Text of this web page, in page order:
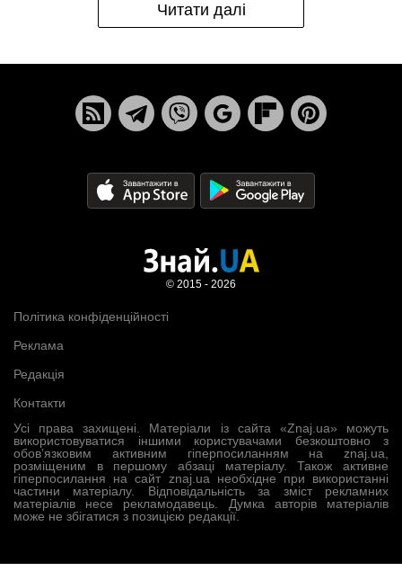
Читати далі
Усі права захищені. Матеріали із сайта «Znaj.ua» можуть
використовуватися іншими користувачами безкоштовно з
обов’язковим активним гіперпосиланням на znaj.ua,
розміщеним в першому абзаці матеріалу. Також активне
гіперпосилання на сайт znaj.ua необхідне при використанні
частини матеріалу. Відповідальність за зміст рекламних
матеріалів несе рекламодавець. Думка авторів матеріалів
може не збігатися з позицією редакції.
Політика конфіденційності
Реклама
Редакція
Контакти
© 2015 - 2026